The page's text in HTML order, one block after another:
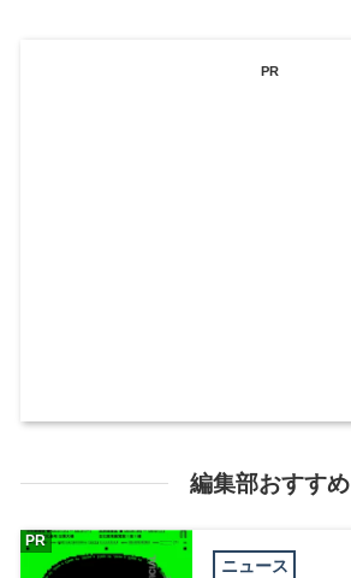
PR
編集部おすすめ
ニュース
PR